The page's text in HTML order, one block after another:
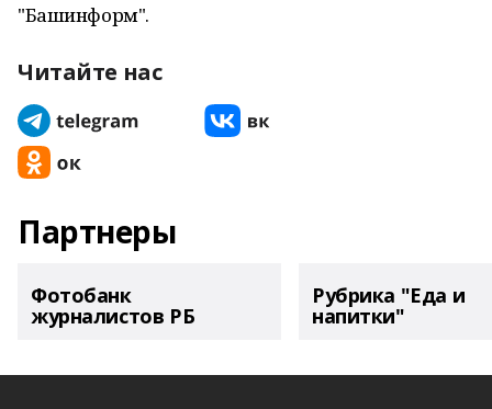
"Башинформ".
Читайте нас
Партнеры
Фотобанк
журналистов РБ
Рубрика "Еда и
напитки"